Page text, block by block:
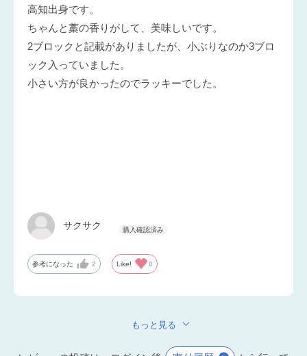
高知出身です。
ちゃんと藁の香りがして、美味しいです。
2ブロックと記載がありましたが、小ぶりなのか3ブロ
ック入っていました。
小さい方が良かったのでラッキーでした。
サクサク
参考になった 2 Like! 0
もっと見る